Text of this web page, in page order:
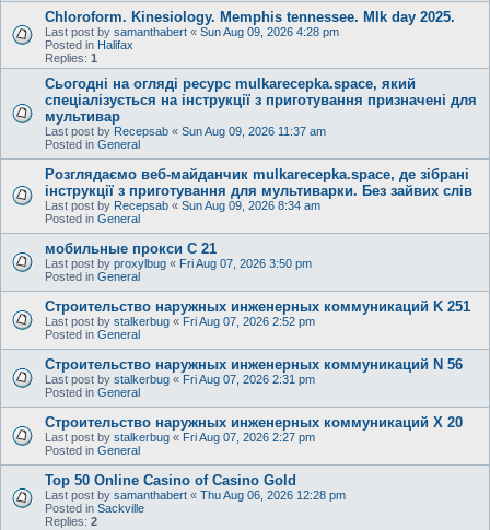
Chloroform. Kinesiology. Memphis tennessee. Mlk day 2025.
Last post by samanthabert « Sun Aug 09, 2026 4:28 pm
Posted in Halifax
Replies: 1
Сьогодні на огляді ресурс mulkarecepka.space, який
спеціалізується на інструкції з приготування призначені для
мультивар
Last post by Recepsab « Sun Aug 09, 2026 11:37 am
Posted in General
Розглядаємо веб-майданчик mulkarecepka.space, де зібрані
інструкції з приготування для мультиварки. Без зайвих слів
Last post by Recepsab « Sun Aug 09, 2026 8:34 am
Posted in General
мобильные прокси C 21
Last post by proxylbug « Fri Aug 07, 2026 3:50 pm
Posted in General
Строительство наружных инженерных коммуникаций K 251
Last post by stalkerbug « Fri Aug 07, 2026 2:52 pm
Posted in General
Строительство наружных инженерных коммуникаций N 56
Last post by stalkerbug « Fri Aug 07, 2026 2:31 pm
Posted in General
Строительство наружных инженерных коммуникаций X 20
Last post by stalkerbug « Fri Aug 07, 2026 2:27 pm
Posted in General
Top 50 Online Casino of Casino Gold
Last post by samanthabert « Thu Aug 06, 2026 12:28 pm
Posted in Sackville
Replies: 2